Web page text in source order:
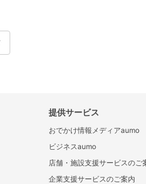
提供サービス
おでかけ情報メディアaumo
ビジネスaumo
店舗・施設支援サービスのご
企業支援サービスのご案内